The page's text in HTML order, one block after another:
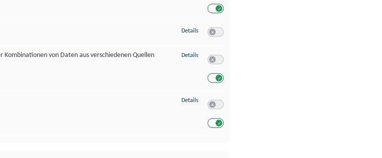
Details zu Messung der Performance von Inhalten
Kombinationen von Daten aus verschiedenen Quellen
Details zu Analyse von Zielgruppen durch Statistiken oder Kombinationen von
Details zu Entwicklung und Verbesserung der Angebote